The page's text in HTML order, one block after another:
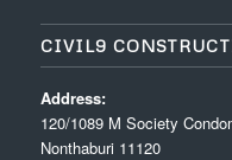
CIVIL9
Address:
120/1089 M Society
Nonthaburi 11120